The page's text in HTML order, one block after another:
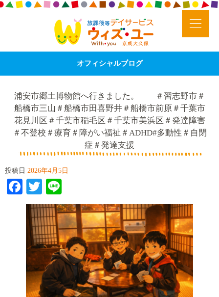
オフィシャルブログ
浦安市郷土博物館へ行きました。 ＃習志野市＃
船橋市三山＃船橋市田喜野井＃船橋市前原＃千葉市
花見川区＃千葉市稲毛区＃千葉市美浜区＃発達障害
＃不登校＃療育＃障がい福祉＃ADHD#多動性＃自閉
症＃発達支援
投稿日 2026年4月5日
Facebook
Twitter